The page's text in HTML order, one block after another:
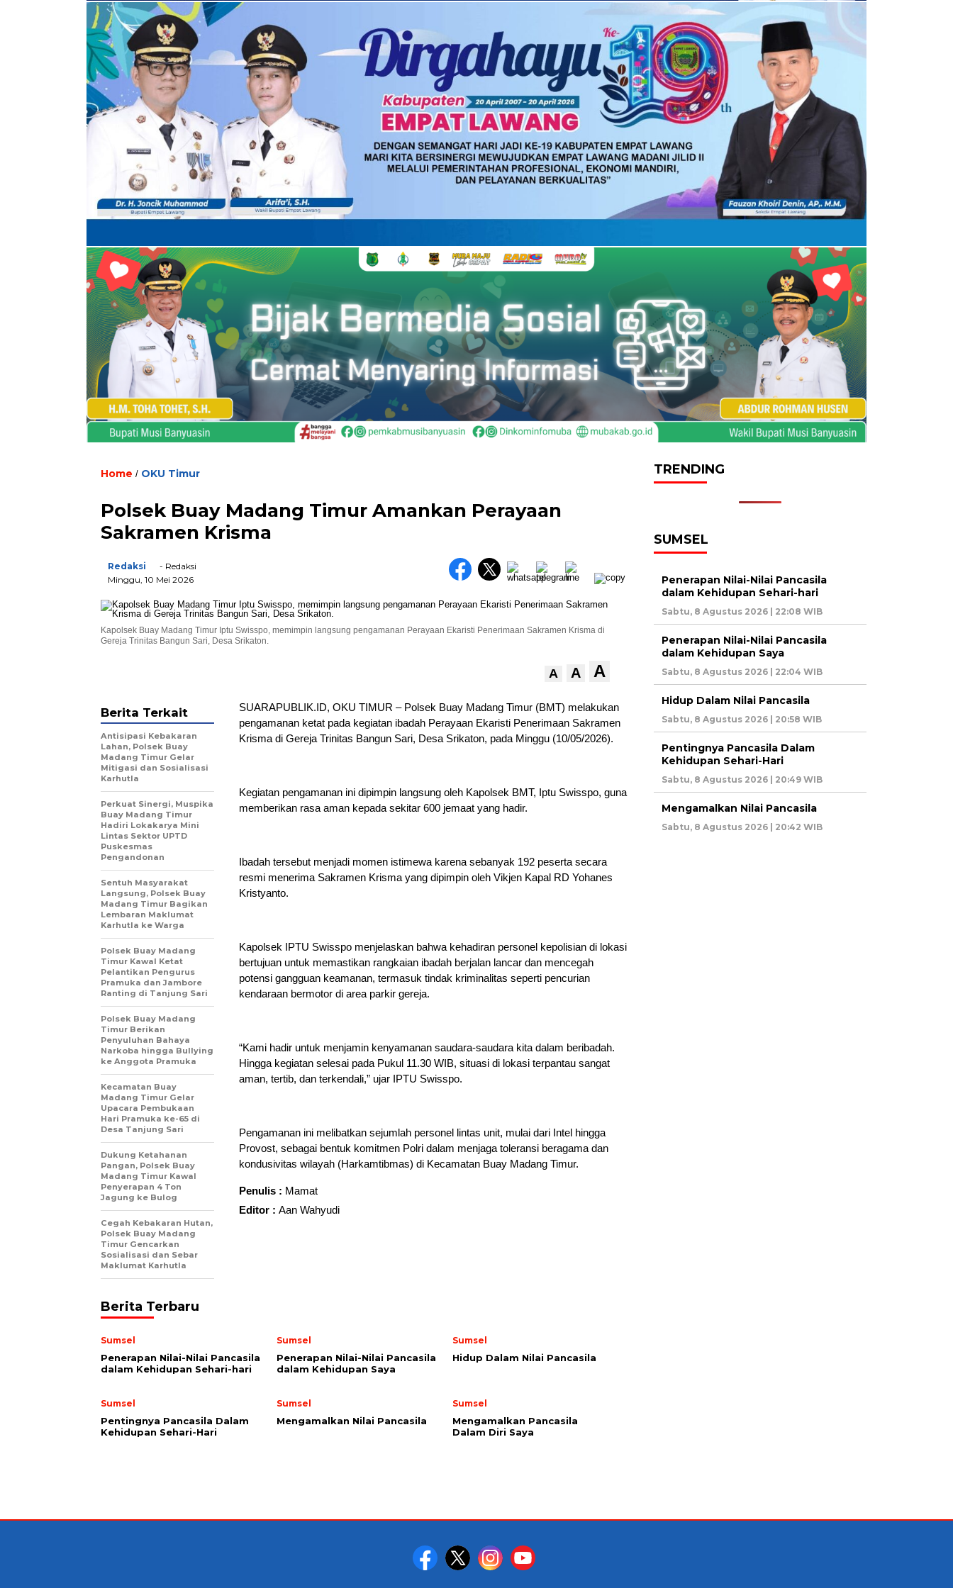
Home / OKU Timur
Polsek Buay Madang Timur Amankan Perayaan
Sakramen Krisma
Redaksi
- Redaksi
Minggu, 10 Mei 2026
Kapolsek Buay Madang Timur Iptu Swisspo, memimpin langsung pengamanan Perayaan Ekaristi Penerimaan Sakramen Krisma di
Gereja Trinitas Bangun Sari, Desa Srikaton.
A A A
SUARAPUBLIK.ID, OKU TIMUR – Polsek Buay Madang Timur (BMT) melakukan
pengamanan ketat pada kegiatan ibadah Perayaan Ekaristi Penerimaan Sakramen
Krisma di Gereja Trinitas Bangun Sari, Desa Srikaton, pada Minggu (10/05/2026).
Kegiatan pengamanan ini dipimpin langsung oleh Kapolsek BMT, Iptu Swisspo, guna
memberikan rasa aman kepada sekitar 600 jemaat yang hadir.
Ibadah tersebut menjadi momen istimewa karena sebanyak 192 peserta secara
resmi menerima Sakramen Krisma yang dipimpin oleh Vikjen Kapal RD Yohanes
Kristyanto.
Kapolsek IPTU Swisspo menjelaskan bahwa kehadiran personel kepolisian di lokasi
bertujuan untuk memastikan rangkaian ibadah berjalan lancar dan mencegah
potensi gangguan keamanan, termasuk tindak kriminalitas seperti pencurian
kendaraan bermotor di area parkir gereja.
“Kami hadir untuk menjamin kenyamanan saudara-saudara kita dalam beribadah.
Hingga kegiatan selesai pada Pukul 11.30 WIB, situasi di lokasi terpantau sangat
aman, tertib, dan terkendali,” ujar IPTU Swisspo.
Pengamanan ini melibatkan sejumlah personel lintas unit, mulai dari Intel hingga
Provost, sebagai bentuk komitmen Polri dalam menjaga toleransi beragama dan
kondusivitas wilayah (Harkamtibmas) di Kecamatan Buay Madang Timur.
Penulis : Mamat
Editor : Aan Wahyudi
Berita Terkait
Antisipasi Kebakaran
Lahan, Polsek Buay
Madang Timur Gelar
Mitigasi dan Sosialisasi
Karhutla
Perkuat Sinergi, Muspika
Buay Madang Timur
Hadiri Lokakarya Mini
Lintas Sektor UPTD
Puskesmas
Pengandonan
Sentuh Masyarakat
Langsung, Polsek Buay
Madang Timur Bagikan
Lembaran Maklumat
Karhutla ke Warga
Polsek Buay Madang
Timur Kawal Ketat
Pelantikan Pengurus
Pramuka dan Jambore
Ranting di Tanjung Sari
Polsek Buay Madang
Timur Berikan
Penyuluhan Bahaya
Narkoba hingga Bullying
ke Anggota Pramuka
Kecamatan Buay
Madang Timur Gelar
Upacara Pembukaan
Hari Pramuka ke-65 di
Desa Tanjung Sari
Dukung Ketahanan
Pangan, Polsek Buay
Madang Timur Kawal
Penyerapan 4 Ton
Jagung ke Bulog
Cegah Kebakaran Hutan,
Polsek Buay Madang
Timur Gencarkan
Sosialisasi dan Sebar
Maklumat Karhutla
Berita Terbaru
Sumsel
Penerapan Nilai-Nilai Pancasila
dalam Kehidupan Sehari-hari
Sumsel
Penerapan Nilai-Nilai Pancasila
dalam Kehidupan Saya
Sumsel
Hidup Dalam Nilai Pancasila
Sumsel
Pentingnya Pancasila Dalam
Kehidupan Sehari-Hari
Sumsel
Mengamalkan Nilai Pancasila
Sumsel
Mengamalkan Pancasila
Dalam Diri Saya
TRENDING
SUMSEL
Penerapan Nilai-Nilai Pancasila
dalam Kehidupan Sehari-hari
Sabtu, 8 Agustus 2026 | 22:08 WIB
Penerapan Nilai-Nilai Pancasila
dalam Kehidupan Saya
Sabtu, 8 Agustus 2026 | 22:04 WIB
Hidup Dalam Nilai Pancasila
Sabtu, 8 Agustus 2026 | 20:58 WIB
Pentingnya Pancasila Dalam
Kehidupan Sehari-Hari
Sabtu, 8 Agustus 2026 | 20:49 WIB
Mengamalkan Nilai Pancasila
Sabtu, 8 Agustus 2026 | 20:42 WIB